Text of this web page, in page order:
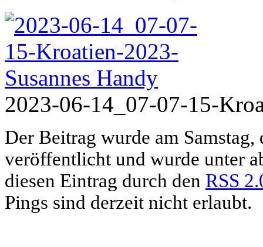
2023-06-14_07-07-15-
Der Beitrag wurde am
veröffentlicht und wurde unter
diesen Eintrag durch den RSS
Pings sind derzeit nicht erlaubt.